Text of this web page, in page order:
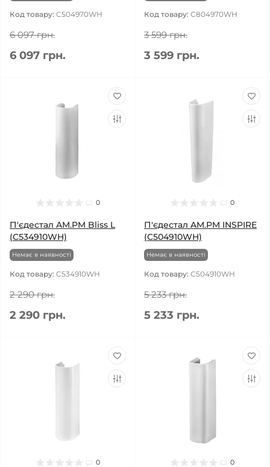
Код товару: C504970WH
6 097 грн.
6 097 грн.
Код товару: C804970WH
3 599 грн.
3 599 грн.
0
П'єдестал AM.PM Bliss L
(C534910WH)
Немає в наявності
Код товару: C534910WH
2 290 грн.
2 290 грн.
0
П'єдестал AM.PM INSPIRE
(C504910WH)
Немає в наявності
Код товару: C504910WH
5 233 грн.
5 233 грн.
0 0